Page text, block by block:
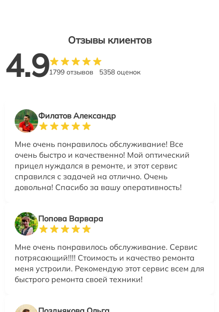
Отзывы клиентов
4.91799 отзывов 5358 оценок
Филатов Александр
Мне очень понравилось обслуживание! Все
очень быстро и качественно! Мой оптический
прицел нуждался в ремонте, и этот сервис
справился с задачей на отлично. Очень
довольна! Спасибо за вашу оперативность!
Попова Варвара
Мне очень понравилось обслуживание. Сервис
потрясающий!!!! Стоимость и качество ремонта
меня устроили. Рекомендую этот сервис всем для
быстрого ремонта своей техники!